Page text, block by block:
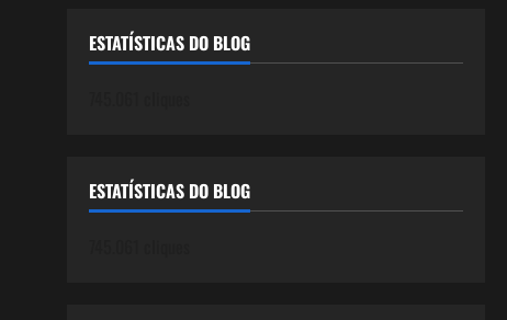
ESTATÍSTICAS DO BLOG
ESTATÍSTICAS DO BLOG